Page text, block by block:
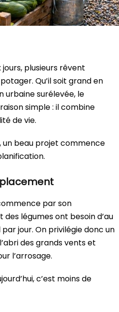
plusieurs rêvent
Qu’il soit grand en
urbaine surélevée, le
simple : il combine
de vie.
un beau projet commence
par son
légumes ont besoin d’au
jour. On privilégie donc un
des grands vents et
l’arrosage.
c’est moins de